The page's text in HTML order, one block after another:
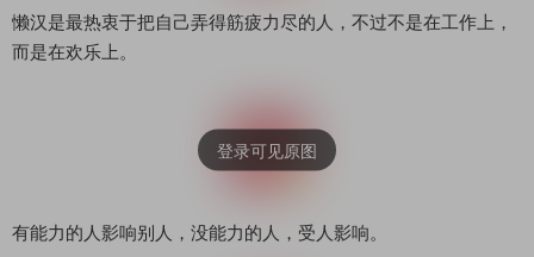
懒汉是最热衷于把自己弄得筋疲力尽的人，不过不是在工作上，
而是在欢乐上。
有能力的人影响别人，没能力的人，受人影响。